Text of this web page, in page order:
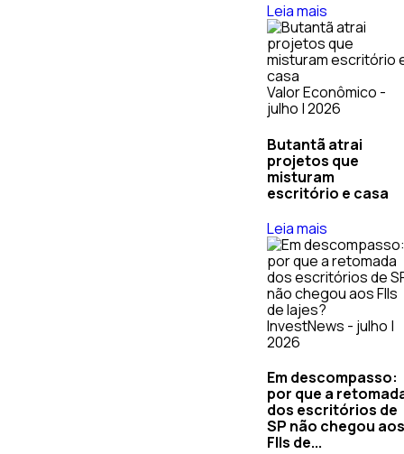
Leia mais
Valor Econômico -
julho | 2026
Butantã atrai
projetos que
misturam
escritório e casa
Leia mais
InvestNews - julho |
2026
Em descompasso:
por que a
dos escritórios de
SP não chegou
FIIs de...